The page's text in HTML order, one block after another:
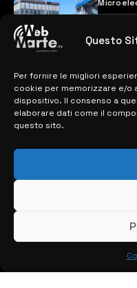
Questo
Per fornire le migliori
cookie per memorizzare e/o
dispositivo. Il consenso a
elaborare dati come il
questo sito.
previste
MAPPA DEL SITO
> NOTIZIE